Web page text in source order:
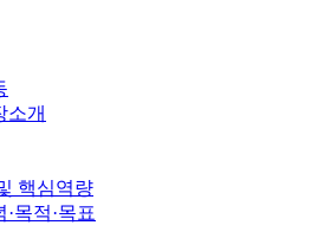
소개
핵심역량
목적·목표